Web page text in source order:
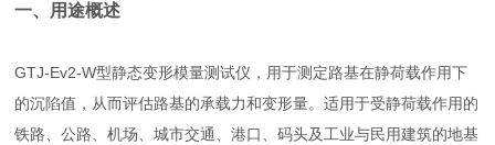
一、 用途概述
GTJ-Ev2-W型静态变形模量测试仪，用于测定路基在静荷载作用下
的沉陷值，从而评估路基的承载力和变形量。适用于受静荷载作用的
铁路、公路、机场、城市交通、港口、码头及工业与民用建筑的地基